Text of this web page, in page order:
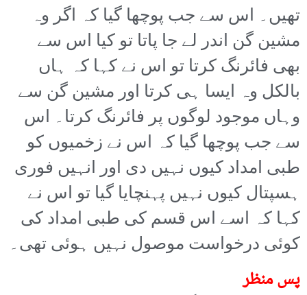
تھیں۔ اس سے جب پوچھا گیا کہ اگر وہ
مشین گن اندر لے جا پاتا تو کیا اس سے
بھی فائرنگ کرتا تو اس نے کہا کہ ہاں
بالکل وہ ایسا ہی کرتا اور مشین گن سے
وہاں موجود لوگوں پر فائرنگ کرتا۔ اس
سے جب پوچھا گیا کہ اس نے زخمیوں کو
طبی امداد کیوں نہیں دی اور انہیں فوری
ہسپتال کیوں نہیں پہنچایا گیا تو اس نے
کہا کہ اسے اس قسم کی طبی امداد کی
کوئی درخواست موصول نہیں ہوئی تھی۔
پس منظر